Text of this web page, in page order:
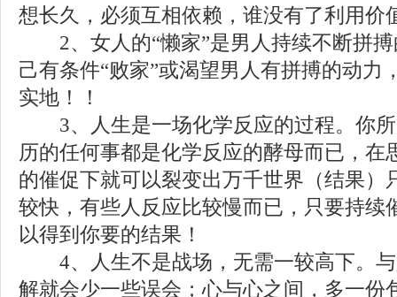
想长久，必须互相依赖，谁没有了利用价
2、女人的“懒家”是男人持续不断拼搏
己有条件“败家”或渴望男人有拼搏的动力
实地！！
3、人生是一场化学反应的过程。你所
历的任何事都是化学反应的酵母而已，在
的催促下就可以裂变出万千世界（结果）
较快，有些人反应比较慢而已，只要持续
以得到你要的结果！
4、人生不是战场，无需一较高下。与
解就会少一些误会；心与心之间，多一份